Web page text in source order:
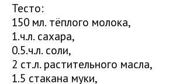
Тесто:
150 мл. тёплого молока,
1.ч.л. сахара,
0.5.ч.л. соли,
2 ст.л. растительного масла,
1.5 стакана муки,